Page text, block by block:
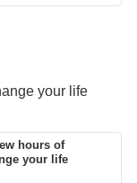
your life
hours of
your life